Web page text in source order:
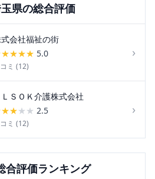
県の総合評価
会社福祉の街
★★★★ 5.0
ミ (12)
›
ＬＳＯＫ介護株式会社
★★★ ★ 2.5
ミ (12)
›
合評価ランキング